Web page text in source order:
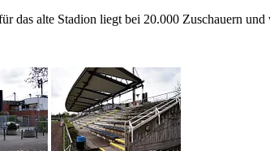
das alte Stadion liegt bei 20.000 Zuschauern